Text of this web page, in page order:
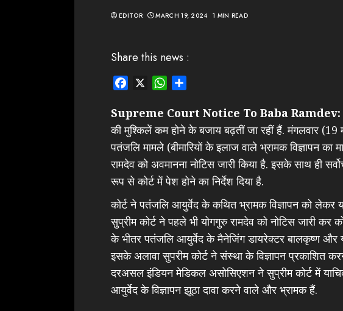
EDITOR MARCH 19, 2024 1 MIN READ
Share this news :
Facebook WhatsApp
Supreme Court Notice To Baba Ramdev:
की मुश्किलें कम होने के बजाय बढ़तीं जा रहीं हैं. मंगलवार (19
पतंजलि मामले (बीमारियों के इलाज वाले भ्रामक विज्ञापन का
रामदेव को अवमानना नोटिस जारी किया है. इसके साथ ही
रूप से कोर्ट में पेश होने का निर्देश दिया है.
कोर्ट ने पतंजलि आयुर्वेद के कथित भ्रामक विज्ञापन को
सुप्रीम कोर्ट ने पहले भी योगगुरु रामदेव को नोटिस जारी कर
के भीतर पतंजलि आयुर्वेद के मैनेजिंग डायरेक्टर बालकृष्ण और
इसके अलावा सुपरीम कोर्ट ने संस्था के विज्ञापन प्रकाशित
दरअसल इंडियन मेडिकल असोसिएशन ने सुप्रीम कोर्ट में
आयुर्वेद के विज्ञापन झूठा दावा करने वाले और भ्रामक हैं.